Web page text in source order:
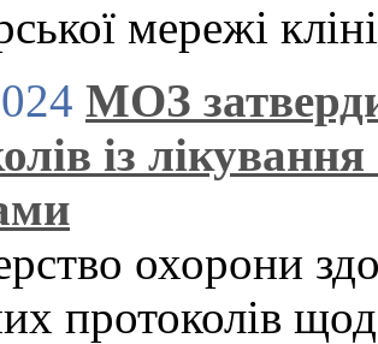
мережі
МОЗ
із
охорони
протоколів